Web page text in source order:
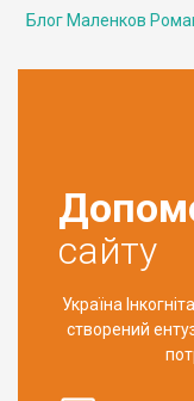
Блог Маленков
сайту
Україна
створений